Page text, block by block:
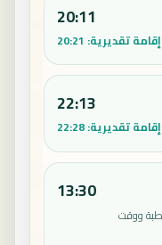
20:11
إقامة تقديرية: 20:21
22:13
إقامة تقديرية:22:28
ووقت
13:30